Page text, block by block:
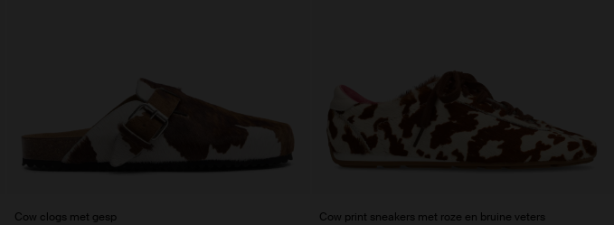
Cow clogs met gesp Cow print sneakers met roze en bruine veters